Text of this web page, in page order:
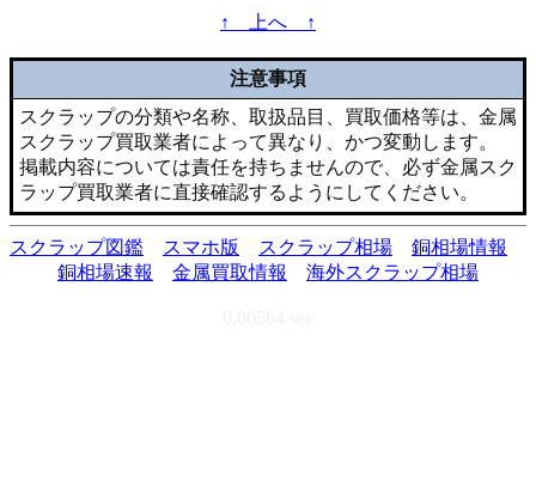
↑ 上へ ↑
注意事項
スクラップの分類や名称、取扱品目、買取価格等は、金属
スクラップ買取業者によって異なり、かつ変動します。
掲載内容については責任を持ちませんので、必ず金属スク
ラップ買取業者に直接確認するようにしてください。
スクラップ図鑑 スマホ版 スクラップ相場
銅相場情報
銅相場速報
金属買取情報 海外スクラップ相場